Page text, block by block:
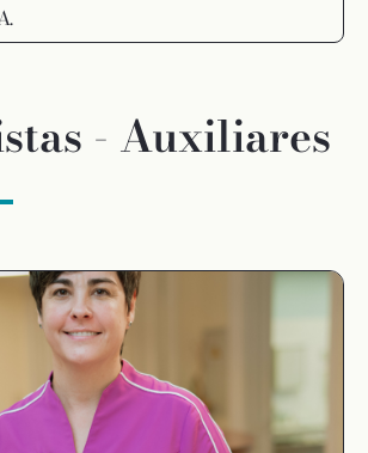
- Auxiliares